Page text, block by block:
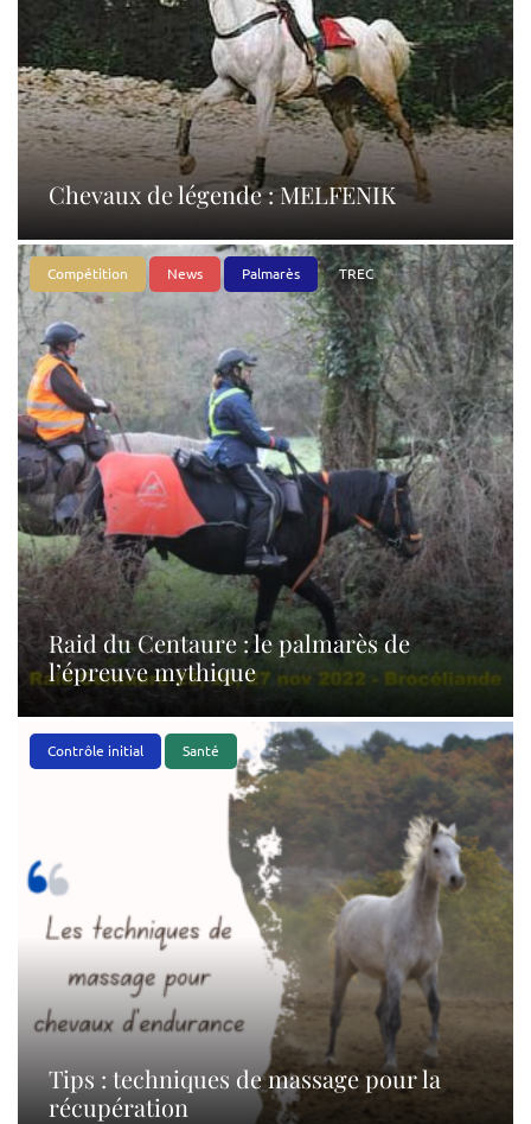
Chevaux de légende : MELFENIK
Compétition News Palmarès TREC
Raid du Centaure : le palmarès de
l’épreuve mythique
Contrôle initial Santé
Tips : techniques de massage pour la
récupération